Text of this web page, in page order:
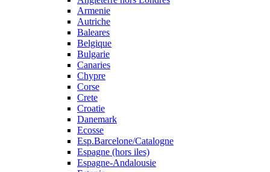
Armenie
Autriche
Baleares
Belgique
Bulgarie
Canaries
Chypre
Corse
Crete
Croatie
Danemark
Ecosse
Esp.Barcelone/Catalogne
Espagne (hors iles)
Espagne-Andalousie